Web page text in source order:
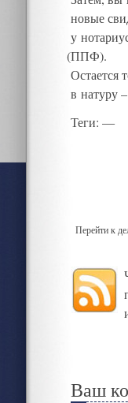
новые
у
(ППФ).
Остается
в натуру–
Теги: —
Перейти к
Ваш